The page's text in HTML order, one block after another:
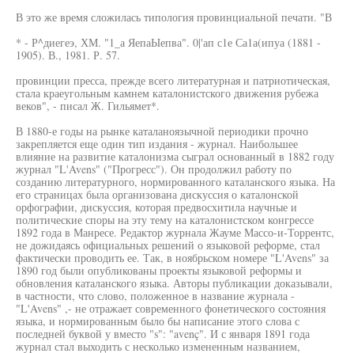
В это же время сложилась типология провинциальной печати. "В
* - Р^диегеэ, ХМ. "1_а ЯепаЫепва". 0|'ап с1е Са1а(ипуа (1881 -
1905). В., 1981. Р. 57.
провинции пресса, прежде всего литературная и патриотическая,
стала краеугольным камнем каталонистского движения рубежа
веков", - писал Ж. Гильямет*.
В 1880-е годы на рынке каталаноязычной периодики прочно
закрепляется еще один тип издания - журнал. Наибольшее
влияние на развитие каталонизма сыграл основанный в 1882 году
журнал "L'Avens" ("Прогресс"). Он продолжил работу по
созданию литературного, нормированного каталанского языка. На
его страницах была организована дискуссия о каталонской
орфографии, дискуссия, которая предвосхитила научные и
политические споры на эту тему на каталонистском конгрессе
1892 года в Манресе. Редактор журнала Жауме Массо-и-Торрентс,
не дожидаясь официальных решений о языковой реформе, стал
фактически проводить ее. Так, в ноябрьском номере "L'Avens" за
1890 год были опубликованы проекты языковой реформы и
обновления каталанского языка. Авторы публикации доказывали,
в частности, что слово, положенное в название журнала -
"L'Avens" ,- не отражает современного фонетического состояния
языка, и нормированным было бы написание этого слова с
последней буквой у вместо "s": "avenç". И с января 1891 года
журнал стал выходить с несколько измененным названием,